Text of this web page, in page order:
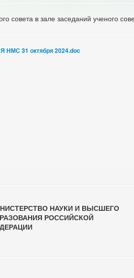
совета в зале заседаний ученого
31 октября 2024.doc
НАУКИ И ВЫСШЕГО
РОССИЙСКОЙ